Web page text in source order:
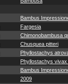
Bambus
Fargesia
Chimonobambusa
Chusquea pitteri
Phyllostachys
Phyllostachys
Bambus
2009